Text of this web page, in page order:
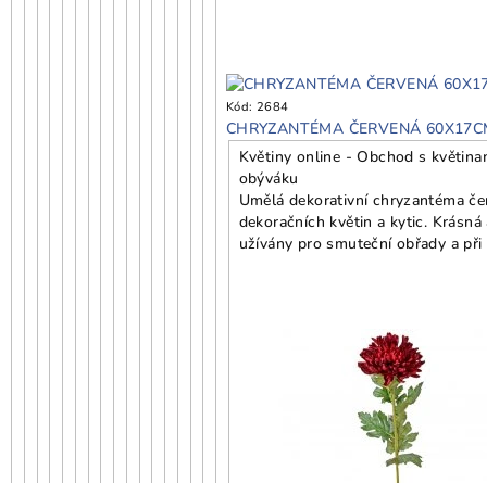
Kód: 2684
CHRYZANTÉMA ČERVENÁ
Květiny online - Obchod s
obýváku
Umělá dekorativní chryzantéma
dekoračních květin a kytic.
užívány pro smuteční obřady a při